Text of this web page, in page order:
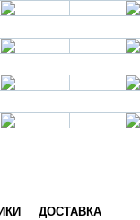
ДОСТАВКА